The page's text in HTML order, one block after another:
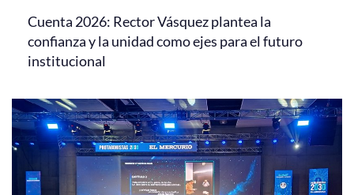
Cuenta 2026: Rector Vásquez plantea la
confianza y la unidad como ejes para el futuro
institucional